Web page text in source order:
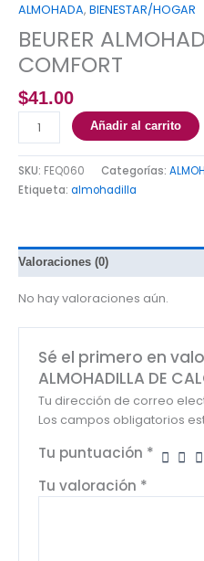
ALMOHADA, BIENESTAR/HOGAR
BEURER
COMFORT
$41.00
COMFORT
cantidad
Añadir al carrito
SKU: FEQ060 Categorías:
Etiqueta: almohadilla
Valoraciones (0)
No hay valoraciones aún.
Sé el primero en
ALMOHADILLA DE
Tu dirección de correo
Los campos obligatorios
Tu puntuación *
Tu valoración *